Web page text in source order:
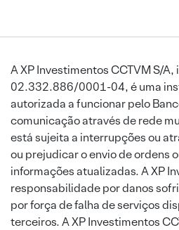
A XP Investimentos CCTVM S/A,
02.332.886/0001-04, é uma
autorizada a funcionar pelo
comunicação através de rede
está sujeita a interrupções ou
ou prejudicar o envio de ordens
informações atualizadas. A XP
responsabilidade por danos
por força de falha de serviços
terceiros. A XP Investimentos